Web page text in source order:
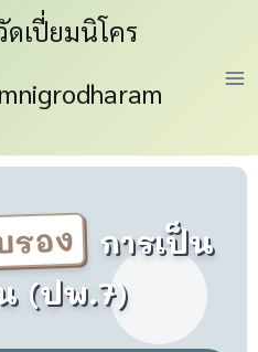
ดเปี่ยมนิโคร
รอง
การเป็น
(ปพ.7)